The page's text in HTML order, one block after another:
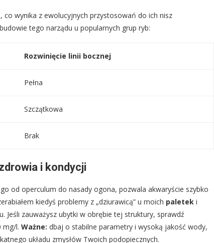
co wynika z ewolucyjnych przystosowań do ich nisz
tego narządu u popularnych grup ryb:
Rozwinięcie linii bocznej
Pełna
Szczątkowa
Brak
i kondycji
od operculum do nasady ogona, pozwala akwaryście szybko
kiedyś problemy z „dziurawicą” u moich paletek i
Jeśli zauważysz ubytki w obrębie tej struktury, sprawdź
mg/l. Ważne: dbaj o stabilne parametry i wysoką jakość wody,
układu zmysłów Twoich podopiecznych.